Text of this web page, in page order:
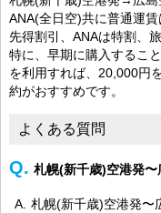
ANA(全日空)共に普通運
先得割引、ANAは特割、
特に、早期に購入するこ
を利用すれば、20,000円
約がおすすめです。
よくある質問
札幌(新千歳)空港発
札幌(新千歳)空港発〜